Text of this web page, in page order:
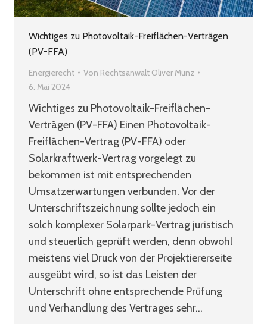
Wichtiges zu Photovoltaik-Freiflächen-Verträgen
(PV-FFA)
Energierecht Von Rechtsanwalt Oliver Munz
6. Mai 2024
Wichtiges zu Photovoltaik-Freiflächen-
Verträgen (PV-FFA) Einen Photovoltaik-
Freiflächen-Vertrag (PV-FFA) oder
Solarkraftwerk-Vertrag vorgelegt zu
bekommen ist mit entsprechenden
Umsatzerwartungen verbunden. Vor der
Unterschriftszeichnung sollte jedoch ein
solch komplexer Solarpark-Vertrag juristisch
und steuerlich geprüft werden, denn obwohl
meistens viel Druck von der Projektiererseite
ausgeübt wird, so ist das Leisten der
Unterschrift ohne entsprechende Prüfung
und Verhandlung des Vertrages sehr…